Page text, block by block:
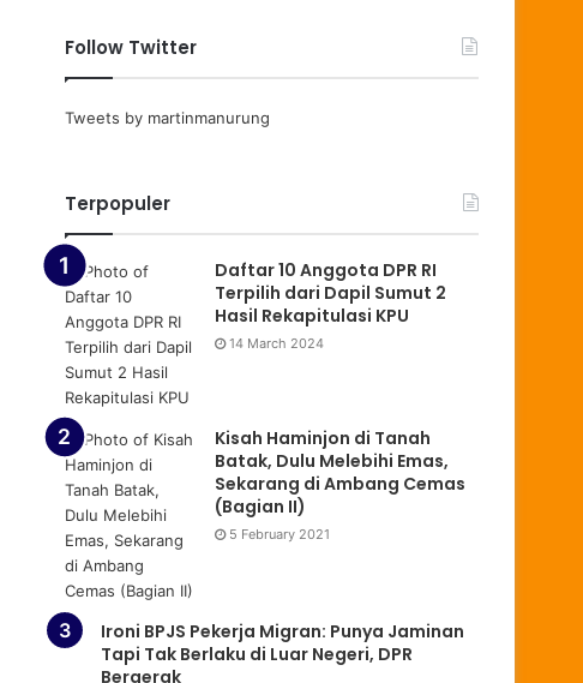
Follow Twitter
Tweets by martinmanurung
Terpopuler
Daftar 10 Anggota DPR RI
Terpilih dari Dapil Sumut 2
Hasil Rekapitulasi KPU
14 March 2024
Kisah Haminjon di Tanah
Batak, Dulu Melebihi Emas,
Sekarang di Ambang Cemas
(Bagian II)
5 February 2021
Ironi BPJS Pekerja Migran: Punya Jaminan
Tapi Tak Berlaku di Luar Negeri, DPR
Bergerak